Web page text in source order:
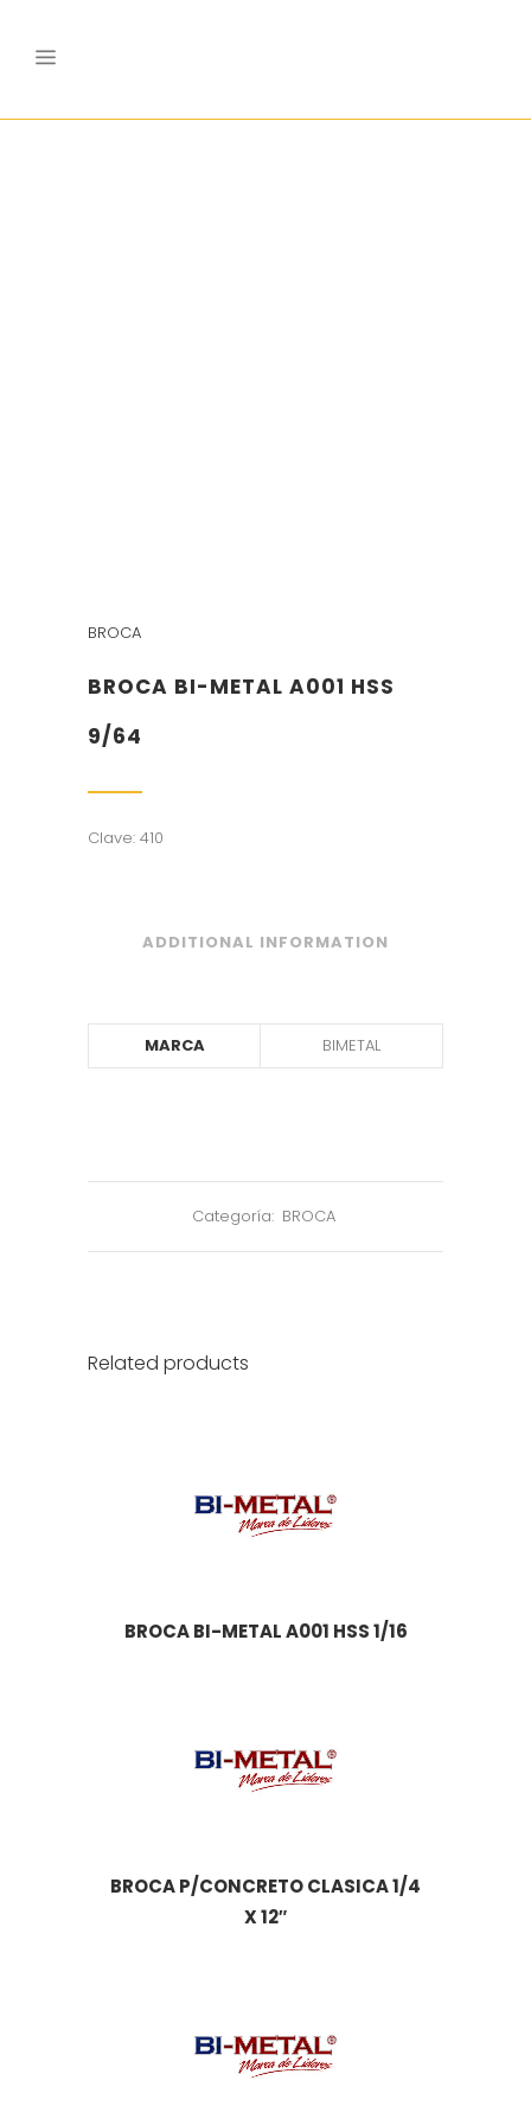
BROCA
BROCA BI-METAL A001 HSS
9/64
Clave: 410
ADDITIONAL INFORMATION
MARCA BIMETAL
Categoría: BROCA
Related products
BROCA BI-METAL A001 HSS 1/16
BROCA P/CONCRETO CLASICA 1/4
X 12″